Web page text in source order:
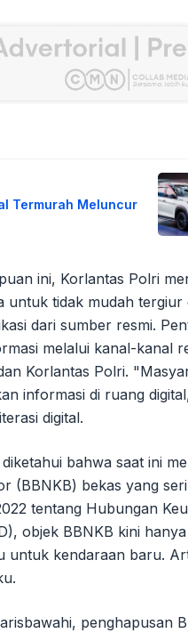
Termurah Meluncur
ini, Korlantas Polri
untuk tidak mudah
dari sumber resmi.
melalui kanal-kanal
Korlantas Polri.
informasi di ruang
digital.
bahwa saat ini
(BBNKB) bekas yang
tentang Hubungan
objek BBNKB kini
untuk kendaraan baru.
penghapusan